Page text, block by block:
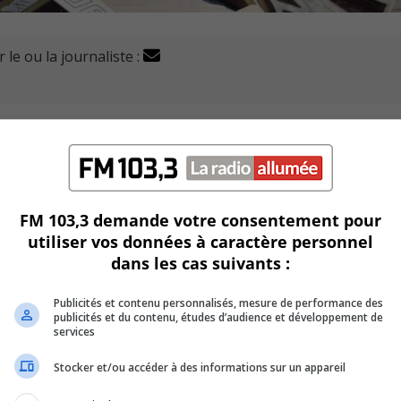
le ou la journaliste :
les Panthères, le vendredi 8 octobre.
Québec continue d’enchainer les victoires, avec deux
du Shamrocks du West Island, samedi, par la marque
jeune gardien de l’histoire de la ligue à remporter un
dans sa direction.
FM 103,3 demande votre consentement pour
utiliser vos données à caractère personnel
dans les cas suivants :
Publicités et contenu personnalisés, mesure de performance des
publicités et du contenu, études d’audience et développement de
services
Stocker et/ou accéder à des informations sur un appareil